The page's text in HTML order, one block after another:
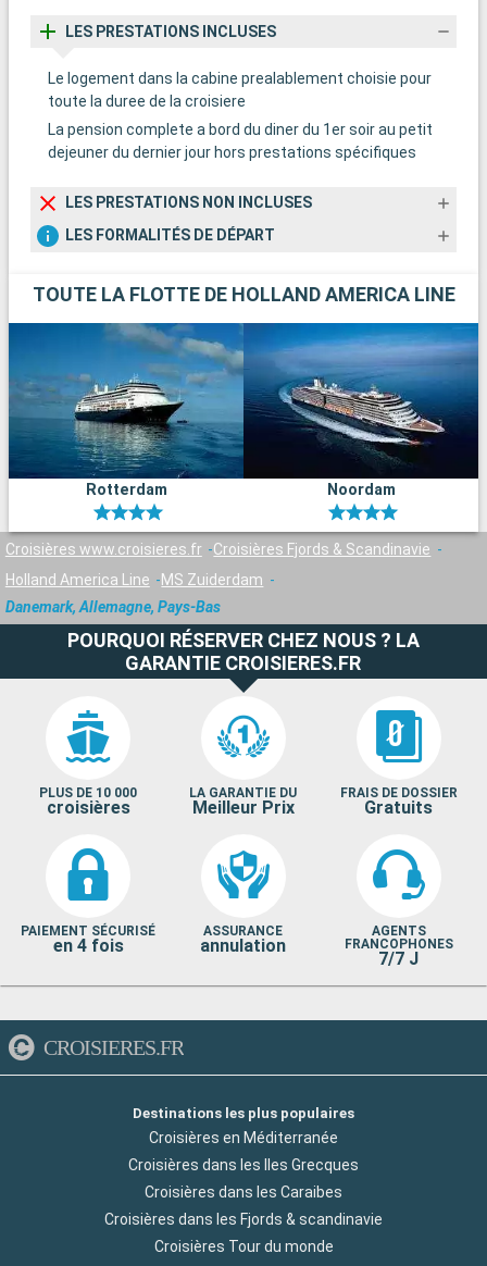
LES PRESTATIONS INCLUSES
Le logement dans la cabine prealablement choisie pour
toute la duree de la croisiere
La pension complete a bord du diner du 1er soir au petit
dejeuner du dernier jour hors prestations spécifiques
LES PRESTATIONS NON INCLUSES
LES FORMALITÉS DE DÉPART
TOUTE LA FLOTTE DE HOLLAND AMERICA LINE
Rotterdam Noordam
Croisières www.croisieres.fr
Croisières Fjords & Scandinavie
Holland America Line
MS Zuiderdam
Danemark, Allemagne, Pays-Bas
POURQUOI RÉSERVER CHEZ NOUS ? LA
GARANTIE CROISIERES.FR
PLUS DE 10 000
croisières
LA GARANTIE DU
Meilleur Prix
FRAIS DE DOSSIER
Gratuits
PAIEMENT SÉCURISÉ
en 4 fois
ASSURANCE
annulation
AGENTS
FRANCOPHONES
7/7 J
CROISIERES.FR
Destinations les plus populaires
Croisières en Méditerranée
Croisières dans les Iles Grecques
Croisières dans les Caraibes
Croisières dans les Fjords & scandinavie
Croisières Tour du monde